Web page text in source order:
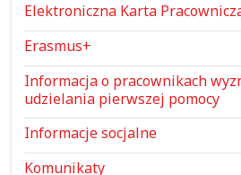
Elektroniczna Karta
Erasmus+
Informacja o pracownikach
udzielania pierwszej pomocy
Informacje socjalne
Komunikaty